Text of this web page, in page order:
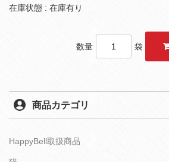
在庫状態 : 在庫有り
数量 袋
商品カテゴリ
HappyBell取扱商品